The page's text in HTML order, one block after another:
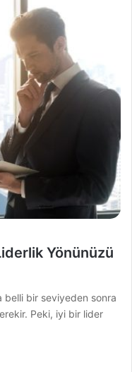
Yönünüzü
belli bir seviyeden sonra
Peki, iyi bir lider